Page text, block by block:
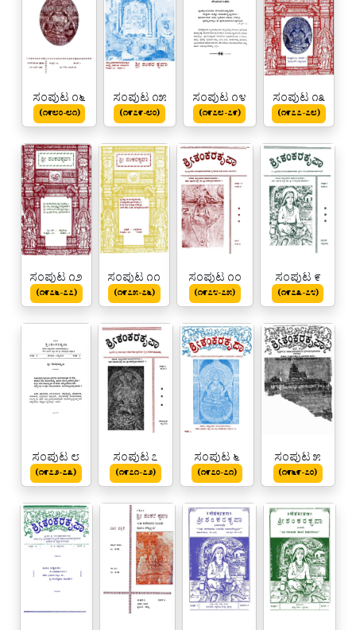
ಸಂಪುಟ ೧೬
(೧೯೮೦-೮೧)
ಸಂಪುಟ ೧೫
(೧೯೭೯-೮೦)
ಸಂಪುಟ ೧೪
(೧೯೭೮-೭೯)
ಸಂಪುಟ ೧೩
(೧೯೭೭-೭೮)
ಸಂಪುಟ ೧೨
(೧೯೭೬-೭೭)
ಸಂಪುಟ ೧೧
(೧೯೭೫-೭೬)
ಸಂಪುಟ ೧೦
(೧೯೭೪-೭೫)
ಸಂಪುಟ ೯
(೧೯೭೩-೭೪)
ಸಂಪುಟ ೮
(೧೯೭೨-೭೩)
ಸಂಪುಟ ೭
(೧೯೭೧-೭೨)
ಸಂಪುಟ ೬
(೧೯೭೦-೭೧)
ಸಂಪುಟ ೫
(೧೯೬೯-೭೦)